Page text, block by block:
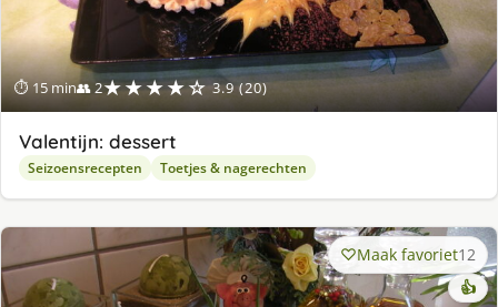
⏱ 15 min👥 2★★★★☆ 3.9 (20)
Valentijn: dessert
Seizoensrecepten Toetjes & nagerechten
Maak favoriet12
👍